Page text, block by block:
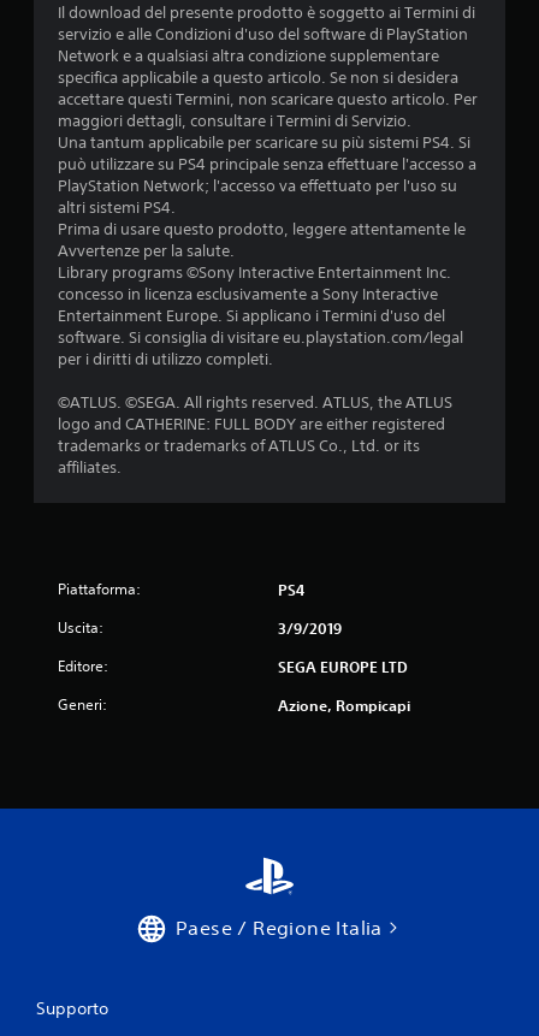
Il download del presente prodotto è soggetto ai Termini di
servizio e alle Condizioni d'uso del software di PlayStation
Network e a qualsiasi altra condizione supplementare
specifica applicabile a questo articolo. Se non si desidera
accettare questi Termini, non scaricare questo articolo. Per
maggiori dettagli, consultare i Termini di Servizio.
Una tantum applicabile per scaricare su più sistemi PS4. Si
può utilizzare su PS4 principale senza effettuare l'accesso a
PlayStation Network; l'accesso va effettuato per l'uso su
altri sistemi PS4.
Prima di usare questo prodotto, leggere attentamente le
Avvertenze per la salute.
Library programs ©Sony Interactive Entertainment Inc.
concesso in licenza esclusivamente a Sony Interactive
Entertainment Europe. Si applicano i Termini d'uso del
software. Si consiglia di visitare eu.playstation.com/legal
per i diritti di utilizzo completi.
©ATLUS. ©SEGA. All rights reserved. ATLUS, the ATLUS
logo and CATHERINE: FULL BODY are either registered
trademarks or trademarks of ATLUS Co., Ltd. or its
affiliates.
Piattaforma: PS4
Uscita: 3/9/2019
Editore: SEGA EUROPE LTD
Generi: Azione, Rompicapi
Paese / Regione Italia
Supporto